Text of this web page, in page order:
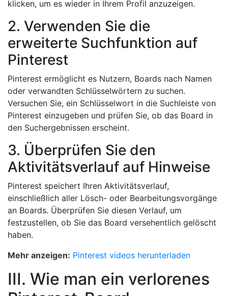
klicken, um es wieder in Ihrem Profil anzuzeigen.
2. Verwenden Sie die
erweiterte Suchfunktion auf
Pinterest
Pinterest ermöglicht es Nutzern, Boards nach Namen
oder verwandten Schlüsselwörtern zu suchen.
Versuchen Sie, ein Schlüsselwort in die Suchleiste von
Pinterest einzugeben und prüfen Sie, ob das Board in
den Suchergebnissen erscheint.
3. Überprüfen Sie den
Aktivitätsverlauf auf Hinweise
Pinterest speichert Ihren Aktivitätsverlauf,
einschließlich aller Lösch- oder Bearbeitungsvorgänge
an Boards. Überprüfen Sie diesen Verlauf, um
festzustellen, ob Sie das Board versehentlich gelöscht
haben.
Mehr anzeigen: Pinterest videos herunterladen
III. Wie man ein verlorenes